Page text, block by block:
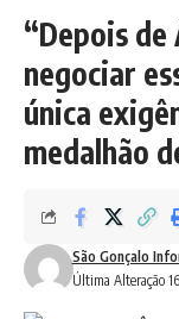
“Depois
negociar
única
medalhão
Última Alteração
São Gonçalo